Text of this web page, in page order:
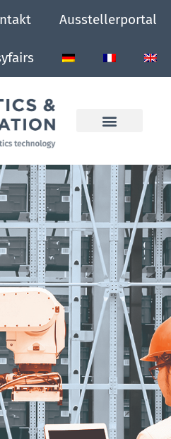
Ausstellerportal